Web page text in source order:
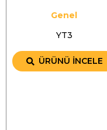
Genel
YT3
ÜRÜNÜ İNCELE